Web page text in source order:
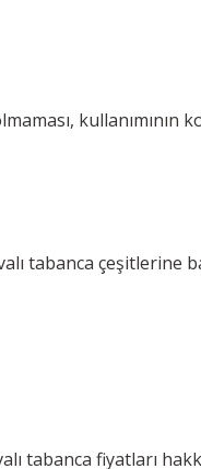
kullanımının
tabanca çeşitlerine
tabanca fiyatları